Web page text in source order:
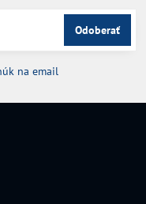
Odoberať
na email